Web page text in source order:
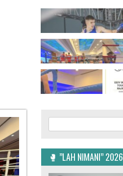
Search
🥊 ”LAH NIMANI” 2026